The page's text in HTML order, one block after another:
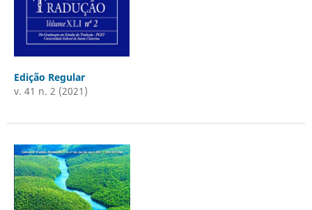
Edição Regular
v. 41 n. 2 (2021)